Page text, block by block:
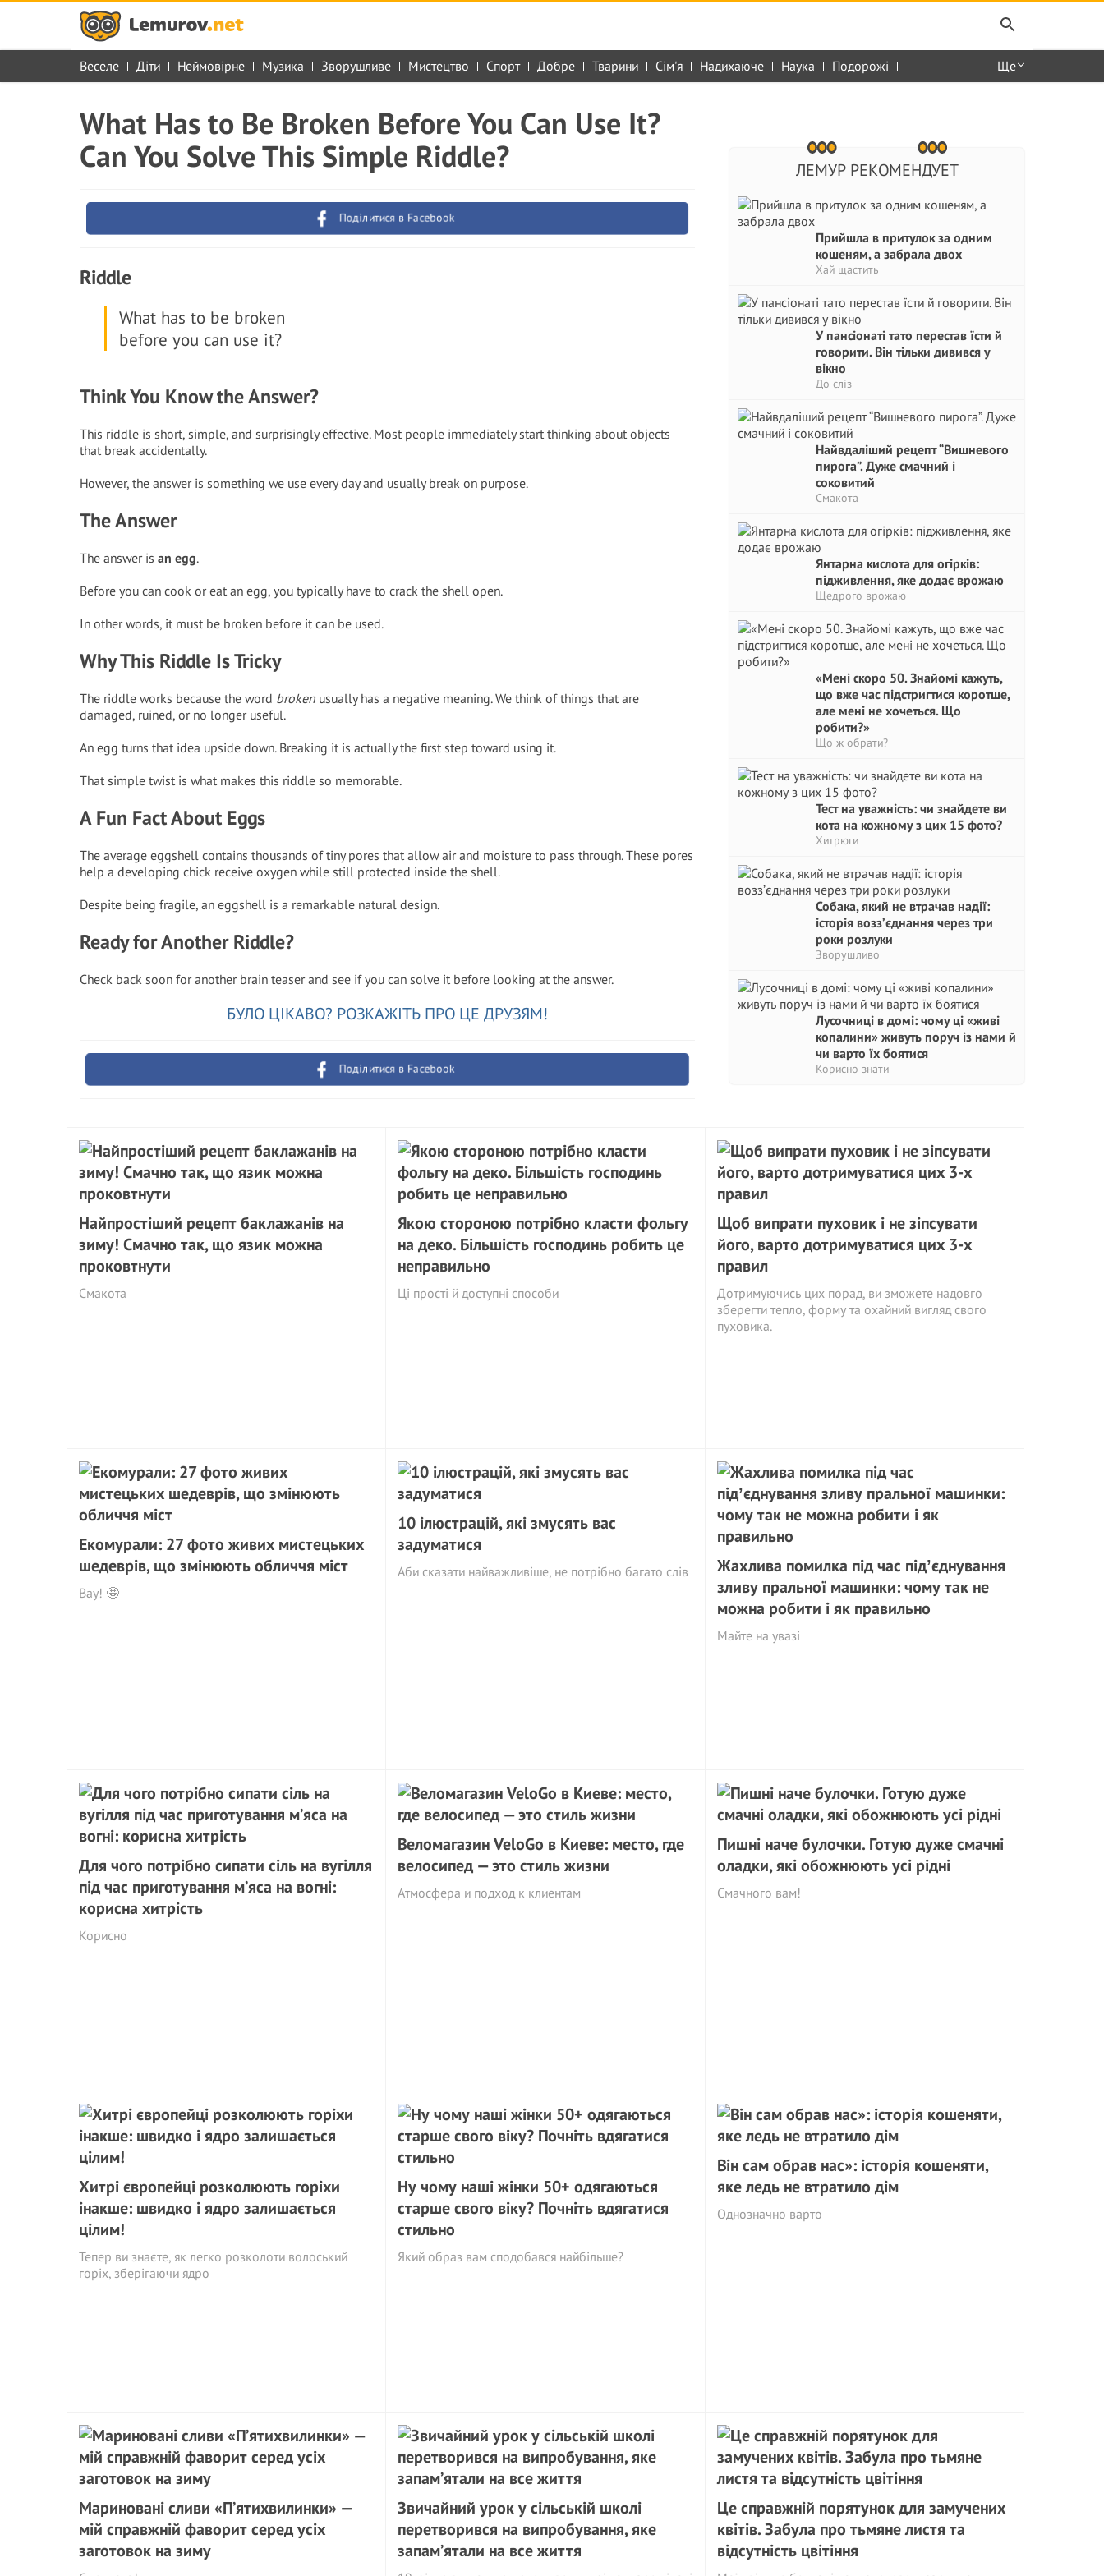
Веселе Діти Неймовірне Музика Зворушливе Мистецтво Спорт Добре Тварини Сім'я Надихаюче Наука Подорожі Ще
ЛЕМУР РЕКОМЕНДУЕТ
Прийшла в притулок за одним
кошеням, а забрала двох
Хай щастить
У пансіонаті тато перестав їсти й
говорити. Він тільки дивився у
вікно
До сліз
Найвдаліший рецепт “Вишневого
пирога”. Дуже смачний і
соковитий
Смакота
Янтарна кислота для огірків:
підживлення, яке додає врожаю
Щедрого врожаю
«Мені скоро 50. Знайомі кажуть,
що вже час підстригтися коротше,
але мені не хочеться. Що
робити?»
Що ж обрати?
Тест на уважність: чи знайдете ви
кота на кожному з цих 15 фото?
Хитрюги
Собака, який не втрачав надії:
історія возз’єднання через три
роки розлуки
Зворушливо
Лусочниці в домі: чому ці «живі
копалини» живуть поруч із нами й
чи варто їх боятися
Корисно знати
What Has to Be Broken Before You Can Use It?
Can You Solve This Simple Riddle?
Поділитися в Facebook
Riddle
What has to be broken
before you can use it?
Think You Know the Answer?
This riddle is short, simple, and surprisingly effective. Most people immediately start thinking about objects
that break accidentally.
However, the answer is something we use every day and usually break on purpose.
The Answer
The answer is an egg.
Before you can cook or eat an egg, you typically have to crack the shell open.
In other words, it must be broken before it can be used.
Why This Riddle Is Tricky
The riddle works because the word broken usually has a negative meaning. We think of things that are
damaged, ruined, or no longer useful.
An egg turns that idea upside down. Breaking it is actually the first step toward using it.
That simple twist is what makes this riddle so memorable.
A Fun Fact About Eggs
The average eggshell contains thousands of tiny pores that allow air and moisture to pass through. These pores
help a developing chick receive oxygen while still protected inside the shell.
Despite being fragile, an eggshell is a remarkable natural design.
Ready for Another Riddle?
Check back soon for another brain teaser and see if you can solve it before looking at the answer.
БУЛО ЦІКАВО? РОЗКАЖІТЬ ПРО ЦЕ ДРУЗЯМ!
Поділитися в Facebook
Найпростіший рецепт баклажанів на
зиму! Смачно так, що язик можна
проковтнути
Смакота
Якою стороною потрібно класти фольгу
на деко. Більшість господинь робить це
неправильно
Ці прості й доступні способи
Щоб випрати пуховик і не зіпсувати
його, варто дотримуватися цих 3-х
правил
Дотримуючись цих порад, ви зможете надовго
зберегти тепло, форму та охайний вигляд свого
пуховика.
Екомурали: 27 фото живих мистецьких
шедеврів, що змінюють обличчя міст
Вау! 🤩
10 ілюстрацій, які змусять вас
задуматися
Аби сказати найважливіше, не потрібно багато слів
Жахлива помилка під час підʼєднування
зливу пральної машинки: чому так не
можна робити і як правильно
Майте на увазі
Для чого потрібно сипати сіль на вугілля
під час приготування м’яса на вогні:
корисна хитрість
Корисно
Веломагазин VeloGo в Киеве: место, где
велосипед — это стиль жизни
Атмосфера и подход к клиентам
Пишні наче булочки. Готую дуже смачні
оладки, які обожнюють усі рідні
Смачного вам!
Хитрі європейці розколюють горіхи
інакше: швидко і ядро залишається
цілим!
Тепер ви знаєте, як легко розколоти волоський
горіх, зберігаючи ядро
Ну чому наші жінки 50+ одягаються
старше свого віку? Почніть вдягатися
стильно
Який образ вам сподобався найбільше?
Він сам обрав нас»: історія кошеняти,
яке ледь не втратило дім
Однозначно варто
Мариновані сливи «П’ятихвилинки» —
мій справжній фаворит серед усіх
заготовок на зиму
Звичайний урок у сільській школі
перетворився на випробування, яке
запам’ятали на все життя
Це справжній порятунок для замучених
квітів. Забула про тьмяне листя та
відсутність цвітіння